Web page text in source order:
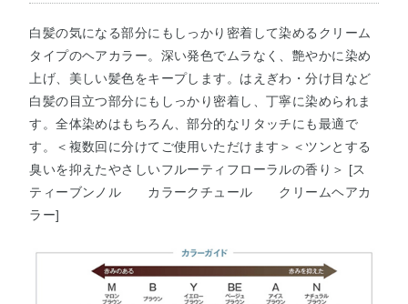
白髪の気になる部分にもしっかり密着して染めるクリーム
タイプのヘアカラー。深い発色でムラなく、艶やかに染め
上げ、美しい髪色をキープします。はえぎわ・分け目など
白髪の目立つ部分にもしっかり密着し、丁寧に染められま
す。全体染めはもちろん、部分的なリタッチにも最適で
す。＜複数回に分けてご使用いただけます＞＜ツンとする
臭いを抑えたやさしいフルーティフローラルの香り＞ [ス
ティーブンノル カラークチュール クリームヘアカ
ラー]